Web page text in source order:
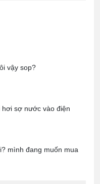
vậy sop?
hơi sợ nước vào điện
mình đang muốn mua